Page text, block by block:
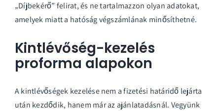
„Díjbekérő” felirat, és ne tartalmazzon olyan adatokat,
amelyek miatt a hatóság végszámlának minősíthetné.
Kintlévőség-kezelés
proforma alapokon
A kintlévőségek kezelése nem a fizetési határidő lejárta
után kezdődik, hanem már az ajánlatadásnál. Vegyünk